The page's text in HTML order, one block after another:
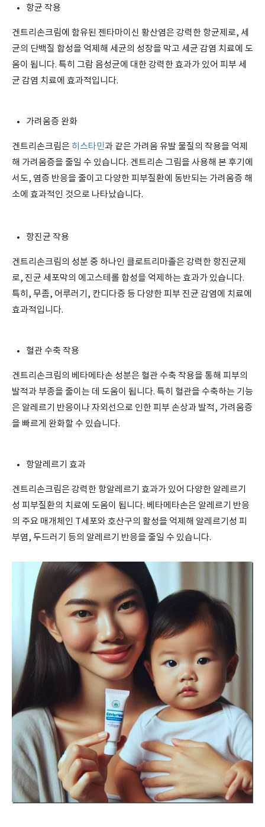
항균 작용
겐트리손크림에 함유된 젠타마이신 황산염은 강력한 항균제로, 세
균의 단백질 합성을 억제해 세균의 성장을 막고 세균 감염 치료에 도
움이 됩니다. 특히 그람 음성균에 대한 강력한 효과가 있어 피부 세
균 감염 치료에 효과적입니다.
가려움증 완화
겐트리손크림은 히스타민과 같은 가려움 유발 물질의 작용을 억제
해 가려움증을 줄일 수 있습니다. 겐트리손 그림을 사용해 본 후기에
서도, 염증 반응을 줄이고 다양한 피부질환에 동반되는 가려움증 해
소에 효과적인 것으로 나타났습니다.
항진균 작용
겐트리손크림의 성분 중 하나인 클로트리마졸은 강력한 항진균제
로, 진균 세포막의 에고스테롤 합성을 억제하는 효과가 있습니다.
특히, 무좀, 어루러기, 칸디다증 등 다양한 피부 진균 감염에 치료에
효과적입니다.
혈관 수축 작용
겐트리손크림의 베타메타손 성분은 혈관 수축 작용을 통해 피부의
발적과 부종을 줄이는 데 도움이 됩니다. 특히 혈관을 수축하는 기능
은 알레르기 반응이나 자외선으로 인한 피부 손상과 발적, 가려움증
을 빠르게 완화할 수 있습니다.
항알레르기 효과
겐트리손크림은 강력한 항알레르기 효과가 있어 다양한 알레르기
성 피부질환의 치료에 도움이 됩니다. 베타메타손은 알레르기 반응
의 주요 매개체인 T세포와 호산구의 활성을 억제해 알레르기성 피
부염, 두드러기 등의 알레르기 반응을 줄일 수 있습니다.